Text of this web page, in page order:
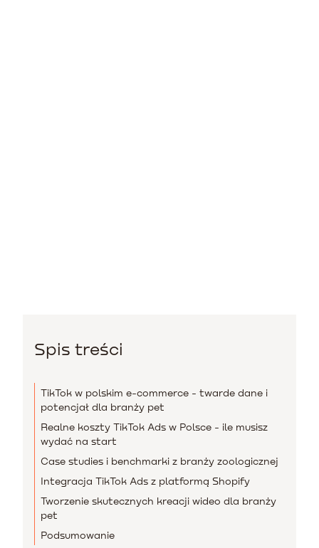
Spis treści
TikTok w polskim e-commerce - twarde dane i
potencjał dla branży pet
Realne koszty TikTok Ads w Polsce - ile musisz
wydać na start
Case studies i benchmarki z branży zoologicznej
Integracja TikTok Ads z platformą Shopify
Tworzenie skutecznych kreacji wideo dla branży
pet
Podsumowanie